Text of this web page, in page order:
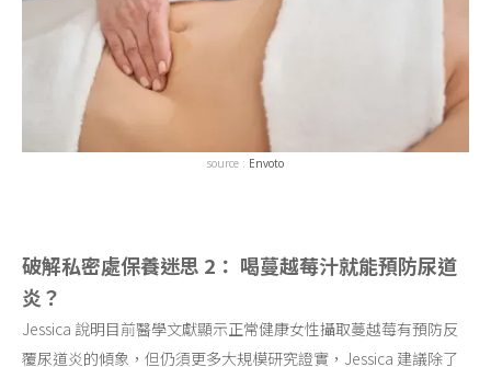
source : Envoto
破解私密處保養迷思 2： 喝蔓越莓汁就能預防尿道
炎？
Jessica 說明目前醫學文獻顯示正常健康女性攝取蔓越莓有預防反
覆尿道炎的傾象，但仍須更多大規模研究證實，Jessica 建議除了